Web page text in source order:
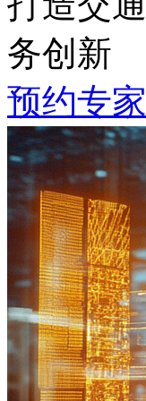
务创新
预约专